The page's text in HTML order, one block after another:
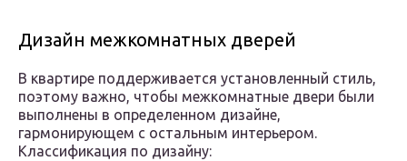
Дизайн межкомнатных дверей
В квартире поддерживается установленный стиль,
поэтому важно, чтобы межкомнатные двери были
выполнены в определенном дизайне,
гармонирующем с остальным интерьером.
Классификация по дизайну: